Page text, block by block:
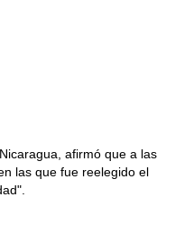
afirmó que a las
las que fue reelegido el